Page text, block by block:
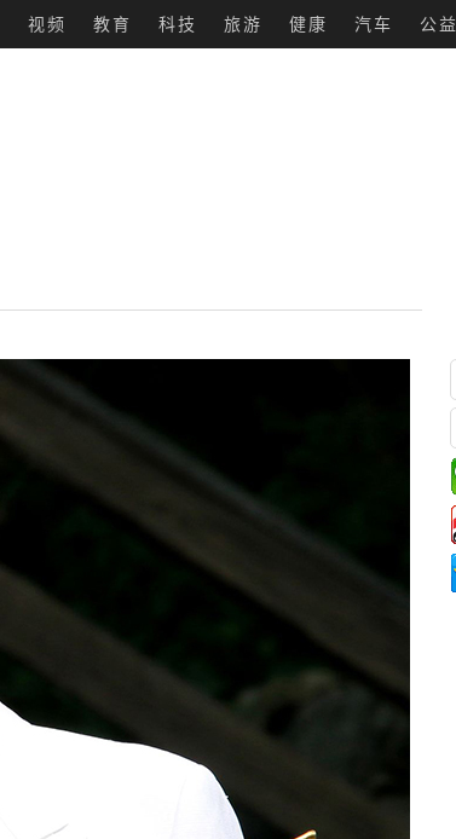
视频 教育 科技 旅游 健康 汽车 公益